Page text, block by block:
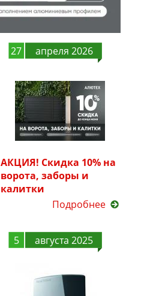
27 апреля 2026
АКЦИЯ! Скидка 10% на
ворота, заборы и
калитки
Подробнее
5 августа 2025